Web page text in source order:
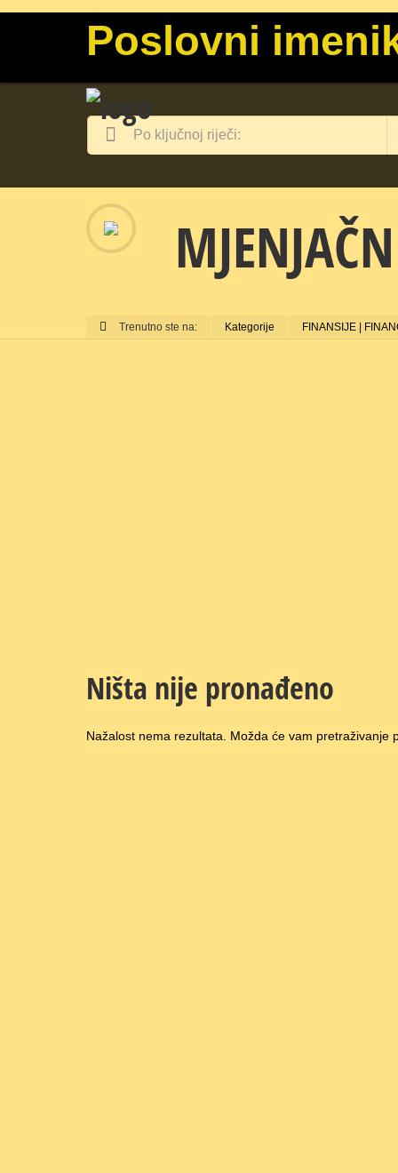
Poslovni
Trenutno ste na: Kategorije FINANSIJE |
Ništa nije pronađeno
Nažalost nema rezultata. Možda će vam pretraživanje